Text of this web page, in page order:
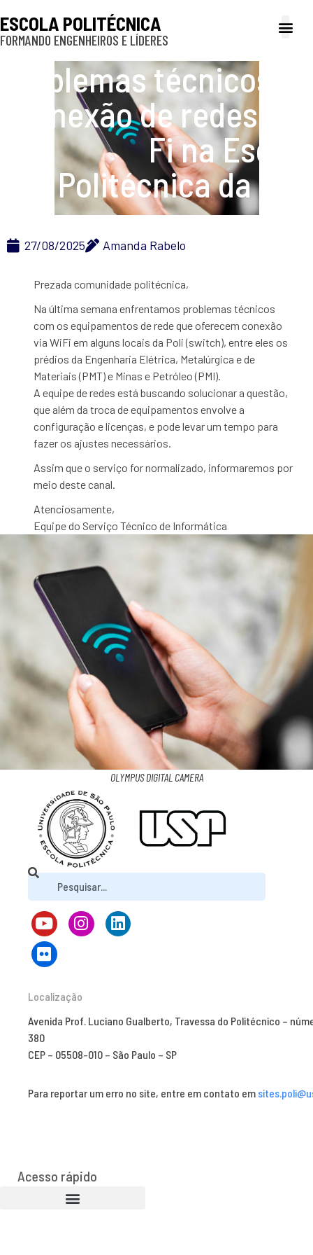
ESCOLA POLITÉCNICA
FORMANDO ENGENHEIROS E LÍDERES
Problemas técnicos na
conexão de redes Wi-
Fi na Escola
Politécnica da USP
27/08/2025 Amanda Rabelo
Prezada comunidade politécnica,
Na última semana enfrentamos problemas técnicos
com os equipamentos de rede que oferecem conexão
via WiFi em alguns locais da Poli (switch), entre eles os
prédios da Engenharia Elétrica, Metalúrgica e de
Materiais (PMT) e Minas e Petróleo (PMI).
A equipe de redes está buscando solucionar a questão,
que além da troca de equipamentos envolve a
configuração e licenças, e pode levar um tempo para
fazer os ajustes necessários.
Assim que o serviço for normalizado, informaremos por
meio deste canal.
Atenciosamente,
Equipe do Serviço Técnico de Informática
OLYMPUS DIGITAL CAMERA
Localização
Avenida Prof. Luciano Gualberto, Travessa do Politécnico –
380
CEP – 05508-010 – São Paulo – SP
Para reportar um erro no site, entre em contato em
Acesso rápido